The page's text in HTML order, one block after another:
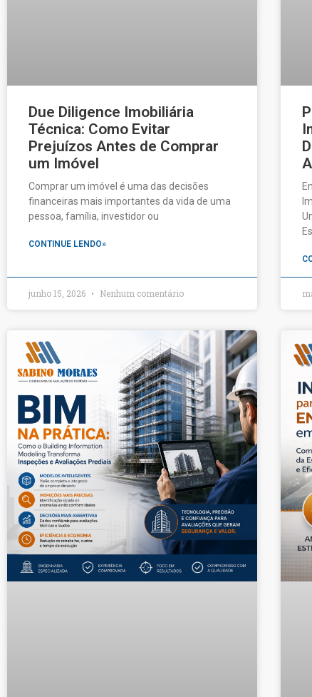
Due Diligence Imobiliária
Técnica: Como Evitar
Prejuízos Antes de Comprar
um Imóvel
Comprar um imóvel é uma das decisões
financeiras mais importantes da vida de uma
pessoa, família, investidor ou
CONTINUE LENDO»
junho 15, 2026 Nenhum comentário